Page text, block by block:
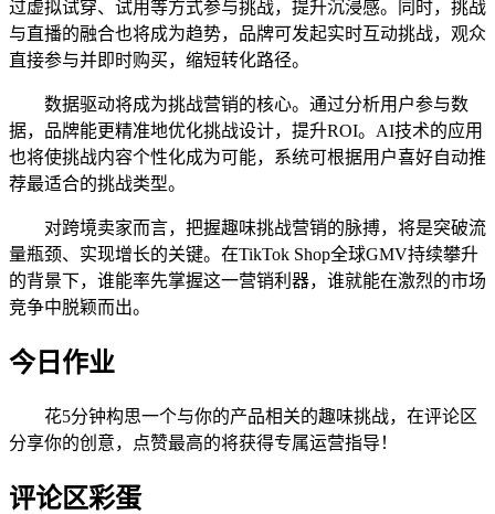
过虚拟试穿、试用等方式参与挑战，提升沉浸感。同时，挑战
与直播的融合也将成为趋势，品牌可发起实时互动挑战，观众
直接参与并即时购买，缩短转化路径。
数据驱动将成为挑战营销的核心。通过分析用户参与数
据，品牌能更精准地优化挑战设计，提升ROI。AI技术的应用
也将使挑战内容个性化成为可能，系统可根据用户喜好自动推
荐最适合的挑战类型。
对跨境卖家而言，把握趣味挑战营销的脉搏，将是突破流
量瓶颈、实现增长的关键。在TikTok Shop全球GMV持续攀升
的背景下，谁能率先掌握这一营销利器，谁就能在激烈的市场
竞争中脱颖而出。
今日作业
花5分钟构思一个与你的产品相关的趣味挑战，在评论区
分享你的创意，点赞最高的将获得专属运营指导！
评论区彩蛋